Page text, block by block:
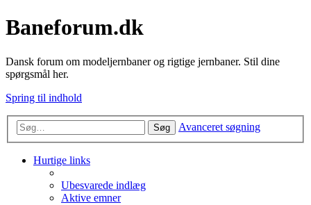
Baneforum.dk
Dansk forum om modeljernbaner og rigtige jernbaner. Stil dine
spørgsmål her.
Spring til indhold
Søg Avanceret søgning
Hurtige links
Ubesvarede indlæg
Aktive emner